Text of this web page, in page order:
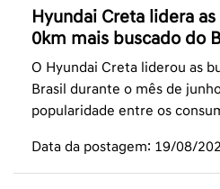
Hyundai Creta lidera
0km mais buscado do
O Hyundai Creta liderou as
Brasil durante o mês de
popularidade entre os
Data da postagem: 19/08/